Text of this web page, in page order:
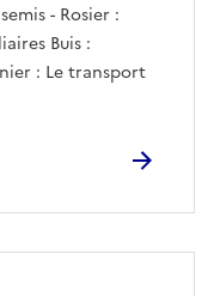
- Rosier :
Buis :
: Le transport